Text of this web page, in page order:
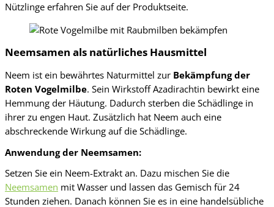
Nützlinge erfahren Sie auf der Produktseite.
Neemsamen als natürliches Hausmittel
Neem ist ein bewährtes Naturmittel zur Bekämpfung der
Roten Vogelmilbe. Sein Wirkstoff Azadirachtin bewirkt eine
Hemmung der Häutung. Dadurch sterben die Schädlinge in
ihrer zu engen Haut. Zusätzlich hat Neem auch eine
abschreckende Wirkung auf die Schädlinge.
Anwendung der Neemsamen:
Setzen Sie ein Neem-Extrakt an. Dazu mischen Sie die
Neemsamen mit Wasser und lassen das Gemisch für 24
Stunden ziehen. Danach können Sie es in eine handelsübliche